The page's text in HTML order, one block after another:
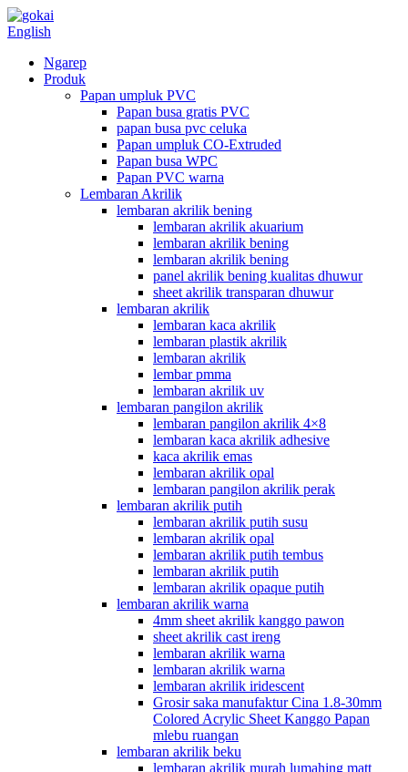
English
Ngarep
Produk
Papan umpluk PVC
Papan busa gratis PVC
papan busa pvc celuka
Papan umpluk CO-Extruded
Papan busa WPC
Papan PVC warna
Lembaran Akrilik
lembaran akrilik bening
lembaran akrilik akuarium
lembaran akrilik bening
lembaran akrilik bening
panel akrilik bening kualitas dhuwur
sheet akrilik transparan dhuwur
lembaran akrilik
lembaran kaca akrilik
lembaran plastik akrilik
lembaran akrilik
lembar pmma
lembaran akrilik uv
lembaran pangilon akrilik
lembaran pangilon akrilik 4×8
lembaran kaca akrilik adhesive
kaca akrilik emas
lembaran akrilik opal
lembaran pangilon akrilik perak
lembaran akrilik putih
lembaran akrilik putih susu
lembaran akrilik opal
lembaran akrilik putih tembus
lembaran akrilik putih
lembaran akrilik opaque putih
lembaran akrilik warna
4mm sheet akrilik kanggo pawon
sheet akrilik cast ireng
lembaran akrilik warna
lembaran akrilik warna
lembaran akrilik iridescent
Grosir saka manufaktur Cina 1.8-30mm
Colored Acrylic Sheet Kanggo Papan
mlebu ruangan
lembaran akrilik beku
lembaran akrilik murah lumahing matt